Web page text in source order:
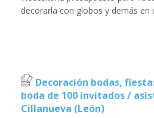
decorarla con globos y demás en
Decoración bodas,
boda de 100 invitados /
Cillanueva (León)